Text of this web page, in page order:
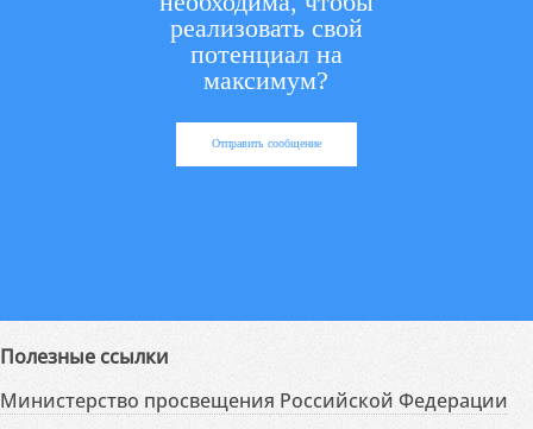
реализовать свой
потенциал на
максимум?
Отправить сообщение
Полезные ссылки
Министерство просвещения Российской Федерации